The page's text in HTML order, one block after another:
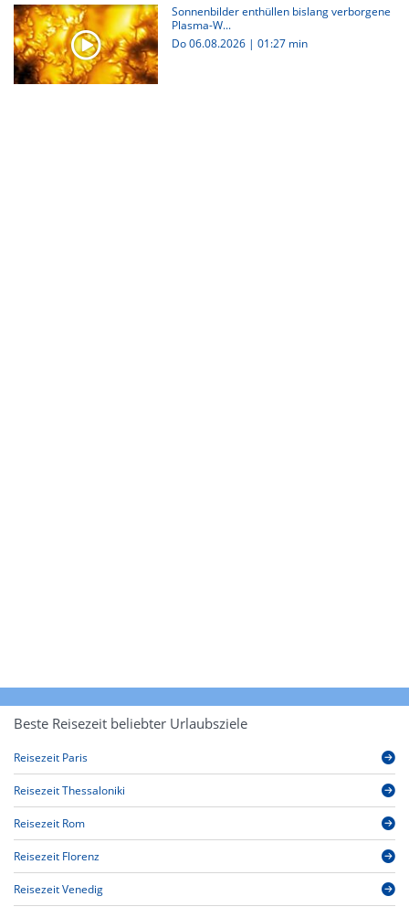
Sonnenbilder enthüllen bislang verborgene
Plasma-W...
Do 06.08.2026 | 01:27 min
Beste Reisezeit beliebter Urlaubsziele
Reisezeit Paris
Reisezeit Thessaloniki
Reisezeit Rom
Reisezeit Florenz
Reisezeit Venedig